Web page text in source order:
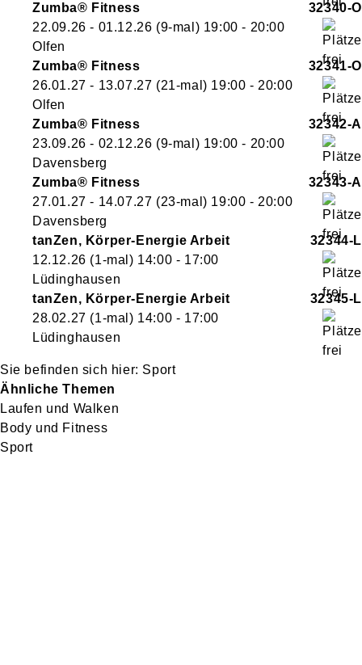
Zumba® Fitness
32340-O
22.09.26 - 01.12.26 (9-mal) 19:00 - 20:00
Olfen
Zumba® Fitness
32341-O
26.01.27 - 13.07.27 (21-mal) 19:00 - 20:00
Olfen
Zumba® Fitness
32342-A
23.09.26 - 02.12.26 (9-mal) 19:00 - 20:00
Davensberg
Zumba® Fitness
32343-A
27.01.27 - 14.07.27 (23-mal) 19:00 - 20:00
Davensberg
tanZen, Körper-Energie Arbeit
32344-L
12.12.26 (1-mal) 14:00 - 17:00
Lüdinghausen
tanZen, Körper-Energie Arbeit
32345-L
28.02.27 (1-mal) 14:00 - 17:00
Lüdinghausen
Sport
Ähnliche Themen
Laufen und Walken
Body und Fitness
Sport